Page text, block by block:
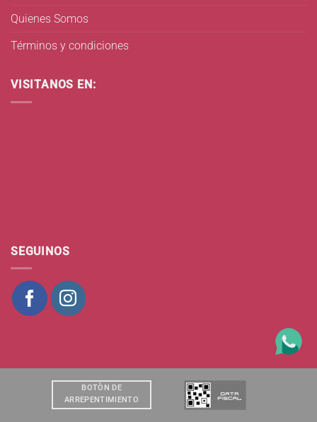
Quienes Somos
Términos y condiciones
VISITANOS EN:
SEGUINOS
BOTÒN DE
ARREPENTIMIENTO